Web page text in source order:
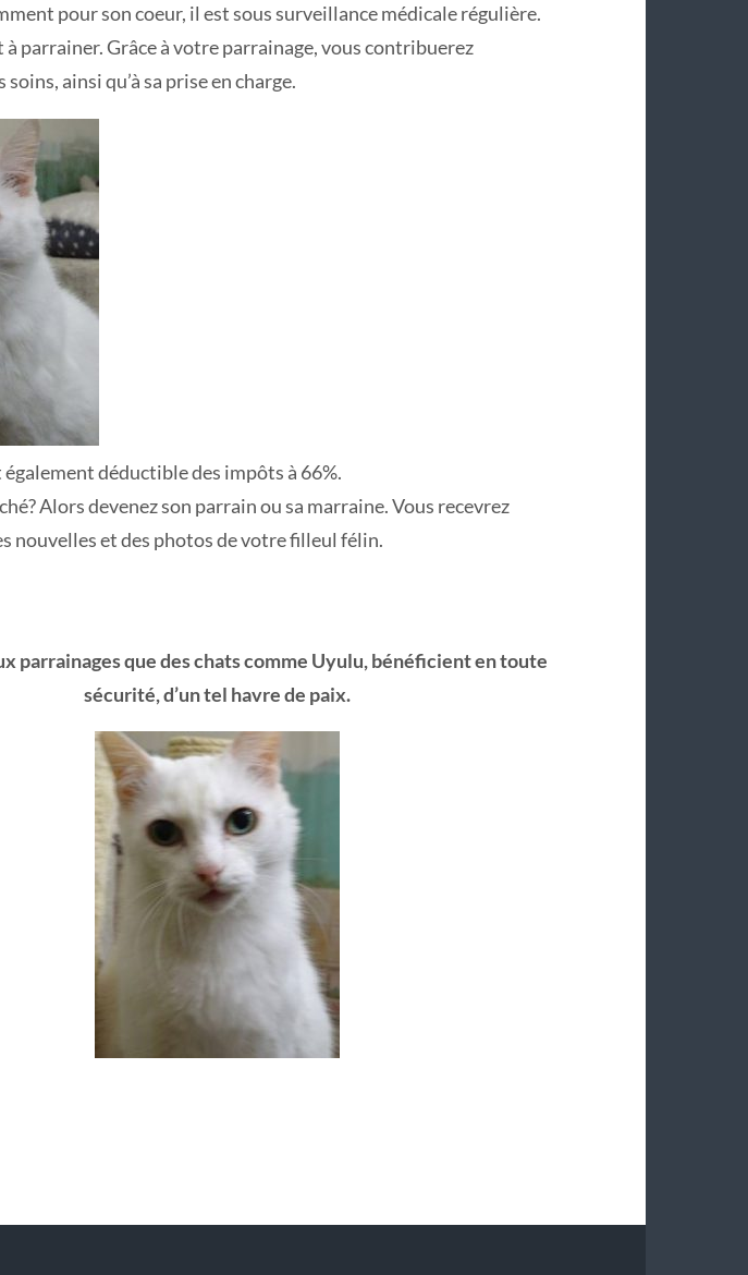
pour son coeur, il est sous surveillance médicale régulière.
à parrainer. Grâce à votre parrainage, vous contribuerez
ainsi qu’à sa prise en charge.
également déductible des impôts à 66%.
Alors devenez son parrain ou sa marraine. Vous recevrez
nouvelles et des photos de votre filleul félin.
parrainages que des chats comme Uyulu, bénéficient en toute
sécurité, d’un tel havre de paix.